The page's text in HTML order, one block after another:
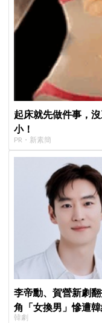
起床就先做件事，
小！
PR・新素簡
李帝勳、賀營新劇
角「女換男」慘遭
韓劇